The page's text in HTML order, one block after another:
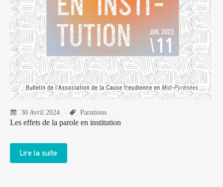
30 Avril 2024 Parutions
Les effets de la parole en institution
Lire la suite